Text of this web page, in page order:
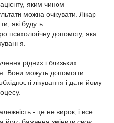
яким чином
можна очікувати. Лікар
які будуть
психологічну допомогу, яка
рідних і близьких
Вони можуть допомогти
лікування і дати йому
- це не вирок, і все